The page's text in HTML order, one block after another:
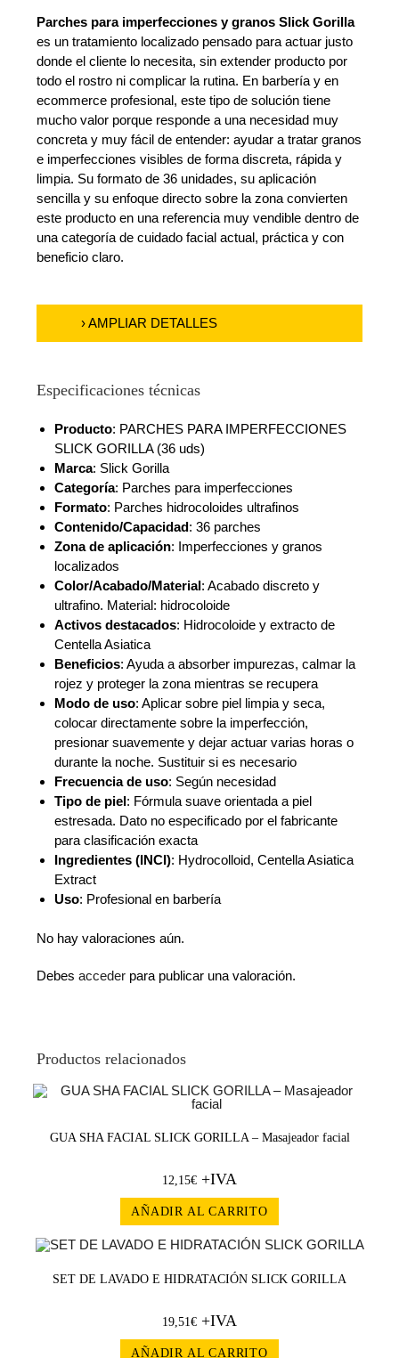
Parches para imperfecciones y granos Slick Gorilla
es un tratamiento localizado pensado para actuar justo
donde el cliente lo necesita, sin extender producto por
todo el rostro ni complicar la rutina. En barbería y en
ecommerce profesional, este tipo de solución tiene
mucho valor porque responde a una necesidad muy
concreta y muy fácil de entender: ayudar a tratar granos
e imperfecciones visibles de forma discreta, rápida y
limpia. Su formato de 36 unidades, su aplicación
sencilla y su enfoque directo sobre la zona convierten
este producto en una referencia muy vendible dentro de
una categoría de cuidado facial actual, práctica y con
beneficio claro.
› AMPLIAR DETALLES
Especificaciones técnicas
Producto: PARCHES PARA IMPERFECCIONES
SLICK GORILLA (36 uds)
Marca: Slick Gorilla
Categoría: Parches para imperfecciones
Formato: Parches hidrocoloides ultrafinos
Contenido/Capacidad: 36 parches
Zona de aplicación: Imperfecciones y granos
localizados
Color/Acabado/Material: Acabado discreto y
ultrafino. Material: hidrocoloide
Activos destacados: Hidrocoloide y extracto de
Centella Asiatica
Beneficios: Ayuda a absorber impurezas, calmar la
rojez y proteger la zona mientras se recupera
Modo de uso: Aplicar sobre piel limpia y seca,
colocar directamente sobre la imperfección,
presionar suavemente y dejar actuar varias horas o
durante la noche. Sustituir si es necesario
Frecuencia de uso: Según necesidad
Tipo de piel: Fórmula suave orientada a piel
estresada. Dato no especificado por el fabricante
para clasificación exacta
Ingredientes (INCI): Hydrocolloid, Centella Asiatica
Extract
Uso: Profesional en barbería
No hay valoraciones aún.
Debesacceder para publicar una valoración.
Productos relacionados
GUA SHA FACIAL SLICK GORILLA – Masajeador facial
12,15€ +IVA
AÑADIR AL CARRITO
SET DE LAVADO E HIDRATACIÓN SLICK GORILLA
19,51 € +IVA
AÑADIR AL CARRITO